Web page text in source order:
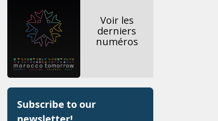
Voir les
derniers
numéros